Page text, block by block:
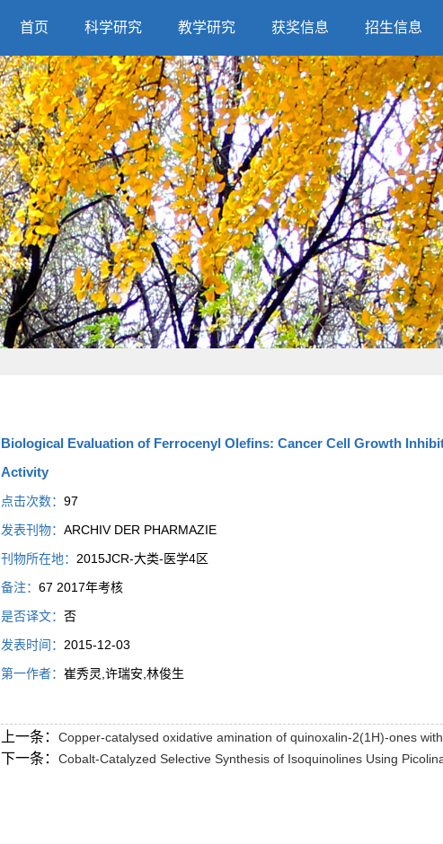
首页 科学研究 教学研究 获奖信息 招生信息
Biological Evaluation of Ferrocenyl Olefins: Cancer Cell Growth
Activity
点击次数： 97
发表刊物： ARCHIV DER PHARMAZIE
刊物所在地： 2015JCR-大类-医学4区
备注： 67 2017年考核
是否译文： 否
发表时间： 2015-12-03
第一作者： 崔秀灵,许瑞安,林俊生
上一条： Copper-catalysed oxidative amination of quinoxalin-2(1H)-ones
下一条： Cobalt-Catalyzed Selective Synthesis of Isoquinolines Using